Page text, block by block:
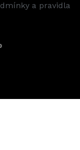
a pravidla